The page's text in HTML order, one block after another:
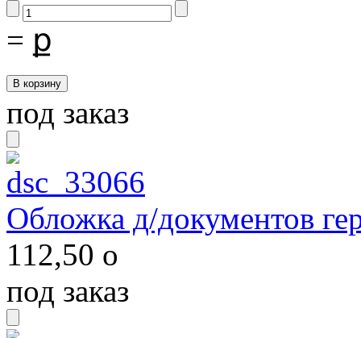
= ք
под заказ
Обложка д/документов
112,50 o
под заказ